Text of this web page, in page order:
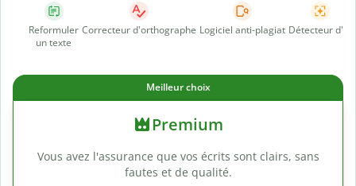
Reformuler
un texte
Correcteur d'orthographe Logiciel anti-plagiat Détecteur d'IA
Meilleur choix
Premium
Vous avez l'assurance que vos écrits sont clairs, sans
fautes et de qualité.